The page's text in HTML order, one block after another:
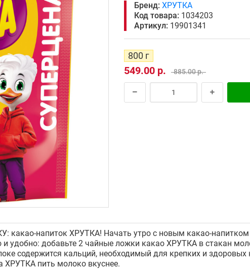
Бренд: ХРУТКА
Код товара: 1034203
Артикул: 19901341
800 г
549.00 р. 885.00 р.
какао-напиток ХРУТКА! Начать утро с новым какао-
и удобно: добавьте 2 чайные ложки какао ХРУТКА в стакан
содержится кальций, необходимый для крепких и
ХРУТКА пить молоко вкуснее.